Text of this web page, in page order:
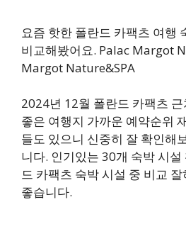
요즘 핫한 폴란드 카팩츠 여행
비교해봤어요. Palac Margot
Margot Nature&SPA
2024년 12월 폴란드 카팩츠
좋은 여행지 가까운 예약순위
들도 있으니 신중히 잘 확인해
니다. 인기있는 30개 숙박 시
드 카팩츠 숙박 시설 중 비교
좋습니다.